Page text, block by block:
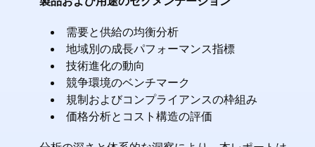
需要と供給の均衡分析
地域別の成長パフォーマンス指標
技術進化の動向
競争環境のベンチマーク
規制およびコンプライアンスの枠組み
価格分析とコスト構造の評価